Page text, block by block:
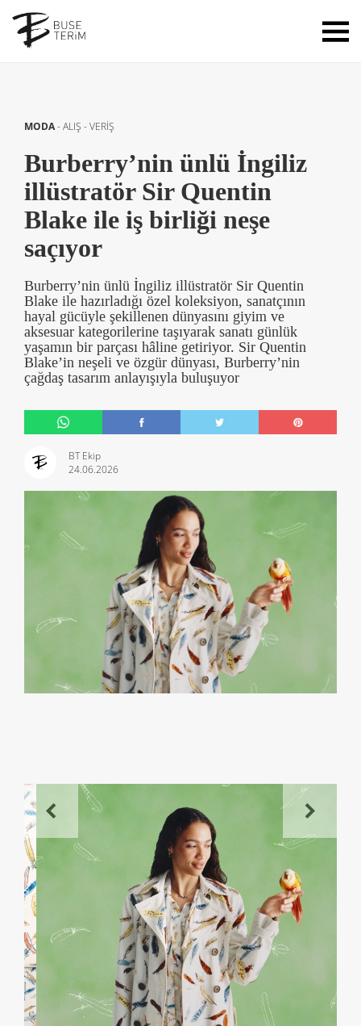
MODA-ALIŞ - VERİŞ
Burberry’nin ünlü İngiliz
illüstratör Sir Quentin
Blake ile iş birliği neşe
saçıyor
Burberry’nin ünlü İngiliz illüstratör Sir Quentin
Blake ile hazırladığı özel koleksiyon, sanatçının
hayal gücüyle şekillenen dünyasını giyim ve
aksesuar kategorilerine taşıyarak sanatı günlük
yaşamın bir parçası hâline getiriyor. Sir Quentin
Blake’in neşeli ve özgür dünyası, Burberry’nin
çağdaş tasarım anlayışıyla buluşuyor
BT Ekip
24.06.2026